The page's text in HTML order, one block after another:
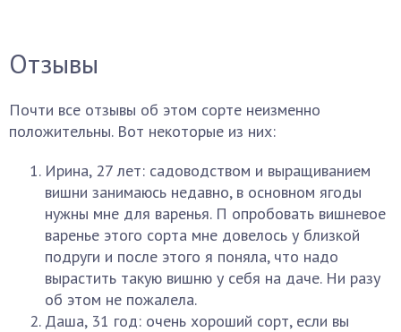
Отзывы
Почти все отзывы об этом сорте неизменно
положительны. Вот некоторые из них:
Ирина, 27 лет: садоводством и выращиванием
вишни занимаюсь недавно, в основном ягоды
нужны мне для варенья. П опробовать вишневое
варенье этого сорта мне довелось у близкой
подруги и после этого я поняла, что надо
вырастить такую вишню у себя на даче. Ни разу
об этом не пожалела.
Даша, 31 год: очень хороший сорт, если вы